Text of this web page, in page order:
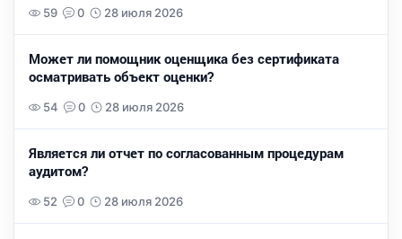
59 0 28 июля 2026
Может ли помощник оценщика без сертификата
осматривать объект оценки?
54 0 28 июля 2026
Является ли отчет по согласованным процедурам
аудитом?
52 0 28 июля 2026